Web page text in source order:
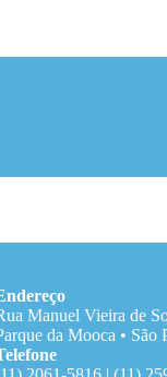
Manuel Vieira de
da Mooca • São